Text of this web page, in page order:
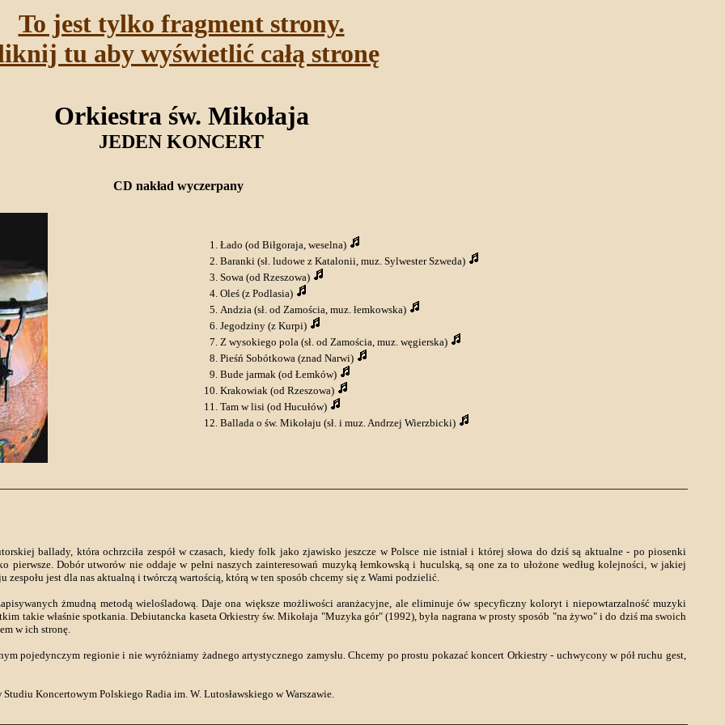
To jest tylko fragment strony.
tu aby wyświetlić całą stronę
Orkiestra św. Mikołaja
JEDEN KONCERT
CD nakład wyczerpany
Łado (od Biłgoraja, weselna)
Baranki (sł. ludowe z Katalonii, muz. Sylwester Szweda)
Sowa (od Rzeszowa)
Oleś (z Podlasia)
Andzia (sł. od Zamościa, muz. łemkowska)
Jegodziny (z Kurpi)
Z wysokiego pola (sł. od Zamościa, muz. węgierska)
Pieśń Sobótkowa (znad Narwi)
Bude jarmak (od Łemków)
Krakowiak (od Rzeszowa)
Tam w lisi (od Hucułów)
Ballada o św. Mikołaju (sł. i muz. Andrzej Wierzbicki)
ballady, która ochrzciła zespół w czasach, kiedy folk jako zjawisko jeszcze w Polsce nie istniał i której słowa do dziś są aktualne - po piosenki
pierwsze. Dobór utworów nie oddaje w pełni naszych zainteresowań muzyką łemkowską i huculską, są one za to ułożone według kolejności, w jakiej
jest dla nas aktualną i twórczą wartością, którą w ten sposób chcemy się z Wami podzielić.
żmudną metodą wielośladową. Daje ona większe możliwości aranżacyjne, ale eliminuje ów specyficzny koloryt i niepowtarzalność muzyki
takie właśnie spotkania. Debiutancka kaseta Orkiestry św. Mikołaja "Muzyka gór" (1992), była nagrana w prosty sposób "na żywo" i do dziś ma swoich
w ich stronę.
pojedynczym regionie i nie wyróżniamy żadnego artystycznego zamysłu. Chcemy po prostu pokazać koncert Orkiestry - uchwycony w pół ruchu gest,
Koncertowym Polskiego Radia im. W. Lutosławskiego w Warszawie.